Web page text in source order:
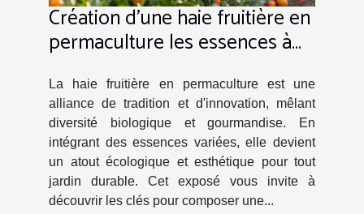
Création d'une haie fruitière en
permaculture les essences à
La haie fruitière en permaculture est une
alliance de tradition et d'innovation, mêlant
diversité biologique et gourmandise. En
intégrant des essences variées, elle devient
un atout écologique et esthétique pour tout
jardin durable. Cet exposé vous invite à
découvrir les clés pour composer une...